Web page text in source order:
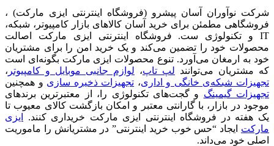
شرکت نوآوران آسان پیشرو (فروشگاه اینترنتی ایزی مارکت) ،
فروشگاهی مطمئن برای خرید آسان کالاهای بازار کامپیوتر، شبکه،
IT و تکنولوژی ست. فروشگاه اینترنتی ایزی مارکت اصالت
محصولات خود را تضمین می‌کند و یک خرید امن را برای مشتریان
خود به ارمغان می‌آورد. تنوع محصولات ایزی مارکت بگونه‌ای است
که مشتریان می‌توانند لپ تاپ، لوازم جانبی موبایل و کامپیوتر ،
تجهیزات شبکه‌ی خانگی و اداری، تجهیزات ذخیره سازی و همچنین
تجهیزات گیمینگ و گجت‌های تکنولوژی را، از معتبرترین برندهای
موجود در بازار، با گارانتی معتبر و امکان بازگشت کالای معیوب تا
یک هفته در فروشگاه اینترنتی ایزی مارکت خریداری کنند.
ایزی
مارکت ایجاد “حس خوب خرید اینترنتی” در مشتریانش را ماموریت
اصلی خود می‌داند.